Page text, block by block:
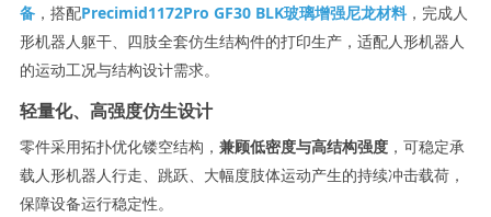
备，搭配Precimid1172Pro GF30 BLK玻璃增强尼龙材料，完成人
形机器人躯干、四肢全套仿生结构件的打印生产，适配人形机器人
的运动工况与结构设计需求。
轻量化、高强度仿生设计
零件采用拓扑优化镂空结构， 兼顾低密度与高结构强度，可稳定承
载人形机器人行走、跳跃、大幅度肢体运动产生的持续冲击载荷，
保障设备运行稳定性。